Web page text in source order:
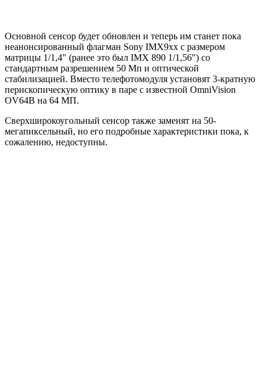
Основной сенсор будет обновлен и теперь им станет пока
неанонсированный флагман Sony IMX9xx с размером
матрицы 1/1,4″ (ранее это был IMX 890 1/1,56″) со
стандартным разрешением 50 Мп и оптической
стабилизацией. Вместо телефотомодуля установят 3-кратную
перископическую оптику в паре с известной OmniVision
OV64B на 64 МП.
Сверхширокоугольный сенсор также заменят на 50-
мегапиксельный, но его подробные характеристики пока, к
сожалению, недоступны.